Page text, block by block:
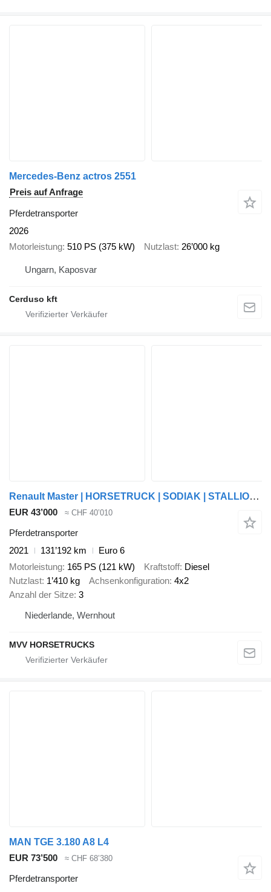
Mercedes-Benz actros 2551
Preis auf Anfrage
Pferdetransporter
2026
Motorleistung 510 PS (375 kW) Nutzlast 26’000 kg
Ungarn, Kaposvar
Cerduso kft
Renault Master | HORSETRUCK | SODIAK | STALLION 3XL
EUR 43’000 ≈ CHF 40’010
Pferdetransporter
2021
131’192 km
Euro 6
Motorleistung 165 PS (121 kW) Kraftstoff Diesel
Nutzlast 1’410 kg Achsenkonfiguration 4x2
Anzahl der Sitze 3
Niederlande, Wernhout
MVV HORSETRUCKS
MAN TGE 3.180 A8 L4
EUR 73’500
≈ CHF 68’380
Pferdetransporter